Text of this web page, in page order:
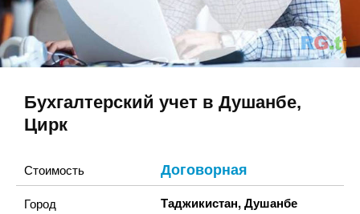
Бухгалтерский учет в Душанбе,
Цирк
Стоимость Договорная
Город Таджикистан,Душанбе